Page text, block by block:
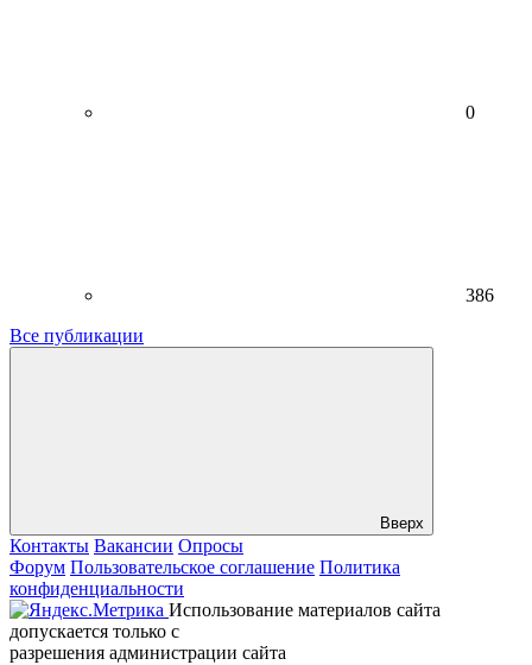
0
386
Все публикации
Вверх
Контакты Вакансии Опросы
Форум Пользовательское соглашение Политика
конфиденциальности
Использование материалов сайта
допускается только с
разрешения администрации сайта